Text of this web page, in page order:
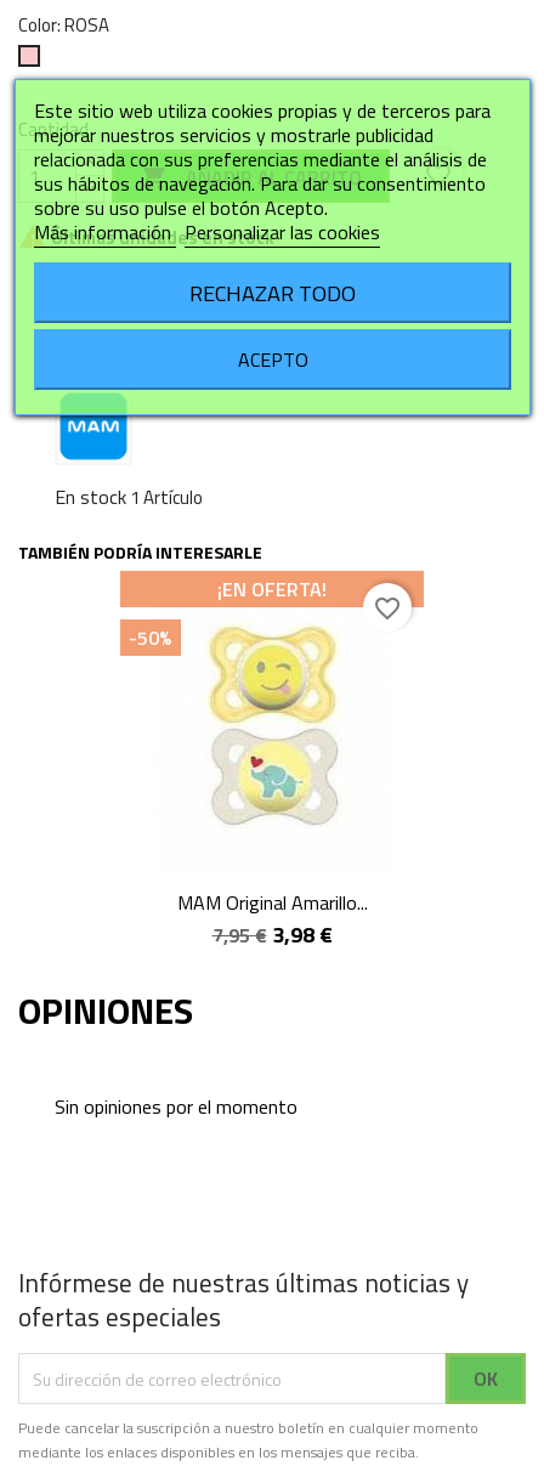
Color: ROSA
Cantidad
 AÑADIR AL CARRITO favorite_border
Últimas unidades en stock
Detalles del producto
En stock 1 Artículo
TAMBIÉN PODRÍA INTERESARLE
MAM Original Amarillo...
7,95 € 3,98 €
¡EN OFERTA!
-50%
favorite_border
OPINIONES
Sin opiniones por el momento
Infórmese de nuestras últimas noticias y
ofertas especiales
Puede cancelar la suscripción a nuestro boletín en cualquier momento
mediante los enlaces disponibles en los mensajes que reciba.
Este sitio web utiliza cookies propias y de terceros para
mejorar nuestros servicios y mostrarle publicidad
relacionada con sus preferencias mediante el análisis de
sus hábitos de navegación. Para dar su consentimiento
sobre su uso pulse el botón Acepto.
Más información Personalizar las cookies
RECHAZAR TODO
ACEPTO